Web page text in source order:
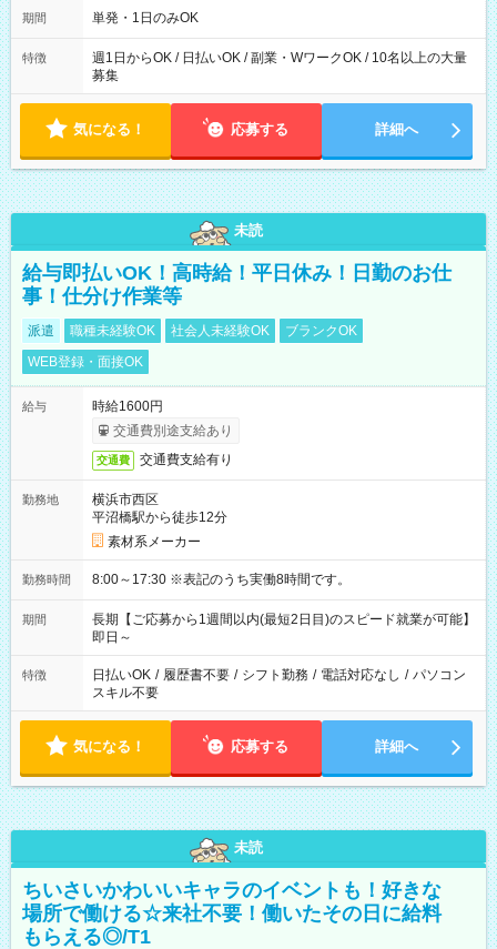
期間 単発・1日のみOK
特徴
週1日からOK / 日払いOK / 副業・WワークOK / 10名以上の大量
募集
気になる！ 応募する 詳細へ
未読
給与即払いOK！高時給！平日休み！日勤のお仕
事！仕分け作業等
派遣 職種未経験OK 社会人未経験OK
ブランクOK
WEB登録・面接OK
給与
時給1600円
交通費別途支給あり
交通費 交通費支給有り
勤務地
横浜市西区
平沼橋駅から徒歩12分
素材系メーカー
勤務時間 8:00～17:30 ※表記のうち実働8時間です。
期間
長期【ご応募から1週間以内(最短2日目)のスピード就業が可能】
即日～
特徴 日払いOK / 履歴書不要 / シフト勤務 / 電話対応なし / パソコン
スキル不要
気になる！ 応募する 詳細へ
未読
ちいさいかわいいキャラのイベントも！好きな
場所で働ける☆来社不要！働いたその日に給料
もらえる◎/T1